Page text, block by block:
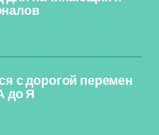
с дорогой перемен
до Я